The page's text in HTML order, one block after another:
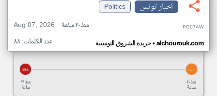
اخبار تونس
Politics
Aug 07, 2026
منذ ٢٠ ساعة PG07AW
جريدة الشروق التونسية• alchourouk.com عدد الكلمات: ٨٨
منذ ٢١
ساعة
منذ ٢٠
ساعة